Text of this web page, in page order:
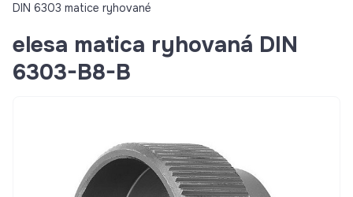
DIN 6303 matice ryhované
elesa matica ryhovaná DIN
6303-B8-B